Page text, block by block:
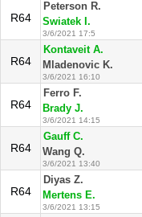
R64
Peterson R.
Swiatek I.
3/6/2021 17:5
R64
Kontaveit A.
Mladenovic K.
3/6/2021 16:10
R64
Ferro F.
Brady J.
3/6/2021 14:15
R64
Gauff C.
Wang Q.
3/6/2021 13:40
R64
Diyas Z.
Mertens E.
3/6/2021 13:15